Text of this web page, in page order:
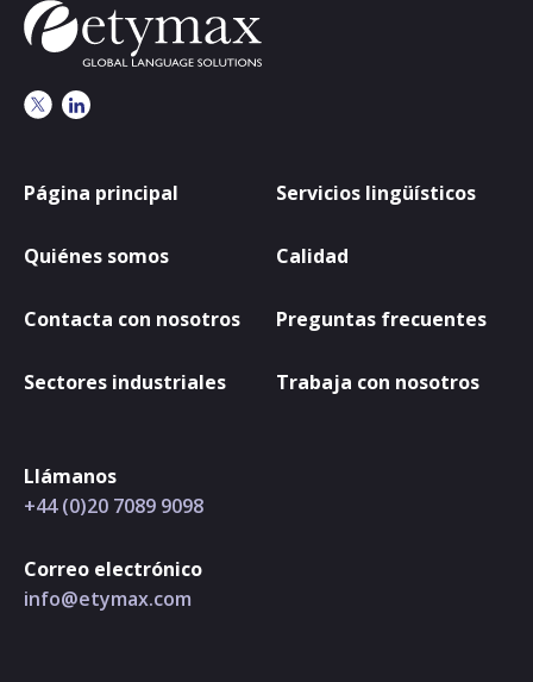
Página principal
Quiénes somos
Contacta con nosotros
Sectores industriales
Servicios lingüísticos
Calidad
Preguntas frecuentes
Trabaja con nosotros
Llámanos
+44 (0)20 7089 9098
Correo electrónico
info@etymax.com